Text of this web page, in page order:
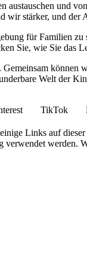
und
wir stärker, und
für Familien
Sie, wie Sie das
Welt der
TikTok
Links auf
werden.